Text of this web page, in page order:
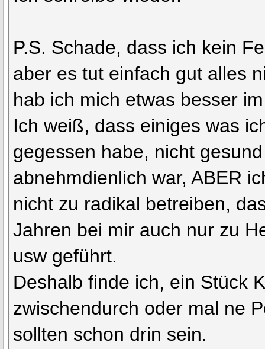
P.S. Schade, dass ich kein
aber es tut einfach gut alles
hab ich mich etwas besser
Ich weiß, dass einiges was
gegessen habe, nicht
abnehmdienlich war, ABER
nicht zu radikal betreiben,
Jahren bei mir auch nur zu
usw geführt.
Deshalb finde ich, ein Stück
zwischendurch oder mal ne
sollten schon drin sein.